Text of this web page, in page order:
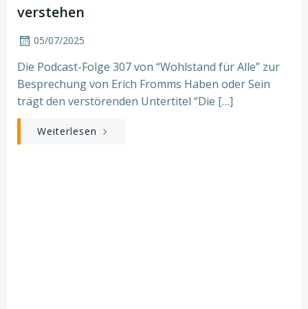
verstehen
05/07/2025
Die Podcast-Folge 307 von “Wohlstand für Alle” zur
Besprechung von Erich Fromms Haben oder Sein
trägt den verstörenden Untertitel “Die […]
Weiterlesen